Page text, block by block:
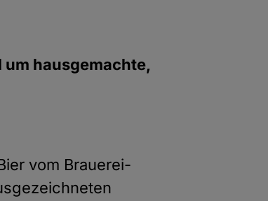
hausgemachte,
vom Brauerei-